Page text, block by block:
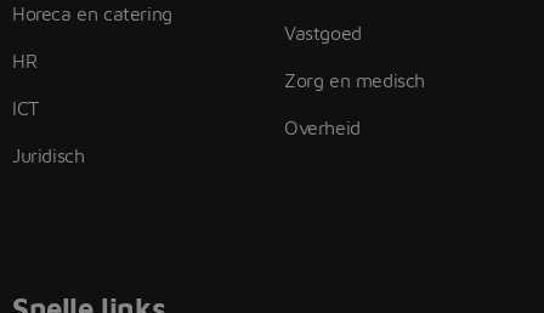
Horeca en catering
HR
ICT
Juridisch
Vastgoed
Zorg en medisch
Overheid